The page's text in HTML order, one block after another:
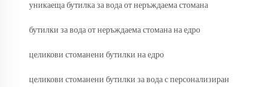
уникаеща бутилка за вода от неръждаема стомана
бутилки за вода от неръждаема стомана на едро
целикови стоманени бутилки на едро
целикови стоманени бутилки за вода с персонализиран